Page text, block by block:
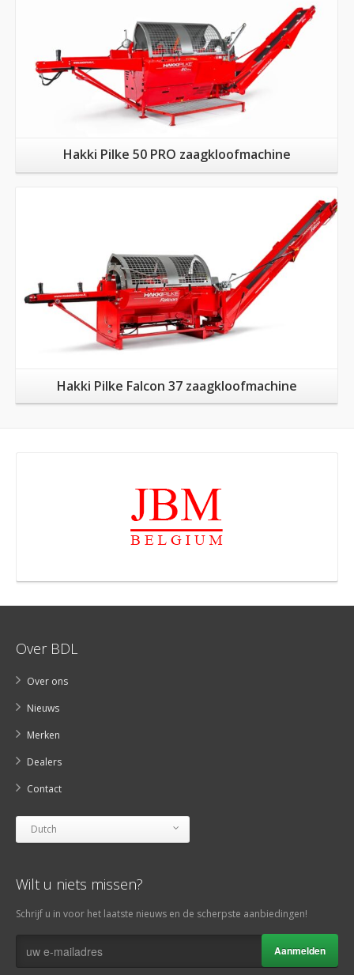
Hakki Pilke 50 PRO zaagkloofmachine
Hakki Pilke Falcon 37 zaagkloofmachine
Over BDL
Over ons
Nieuws
Merken
Dealers
Contact
Dutch
Wilt u niets missen?
Schrijf u in voor het laatste nieuws en de scherpste aanbiedingen!
Aanmelden